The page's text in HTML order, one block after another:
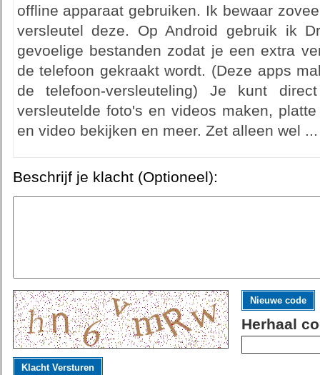
offline apparaat gebruiken. Ik bewaar
versleutel deze. Op Android gebruik ik
gevoelige bestanden zodat je een extra
de telefoon gekraakt wordt. (Deze apps
de telefoon-versleuteling) Je kunt
versleutelde foto's en videos maken,
en video bekijken en meer. Zet alleen wel ...
Beschrijf je klacht (Optioneel):
Nieuwe code
Herhaal
Klacht Versturen